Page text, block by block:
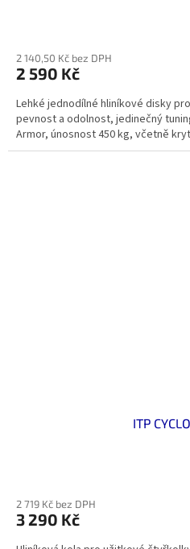
2 140,50 Kč bez DPH
2 590 Kč
Lehké jednodílné hliníkové disky
pevnost a odolnost, jedinečný
Armor, únosnost 450 kg, včetně
ITP
2 719 Kč bez DPH
3 290 Kč